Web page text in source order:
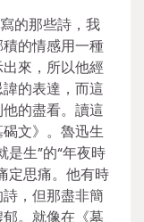
的那些詩，我
的情感用一種
來，所以他經
的表達，而這
的盡看。讀這
文》。魯迅生
是生”的“年夜時
定思痛。他有時
，但那盡非簡
。就像在《墓